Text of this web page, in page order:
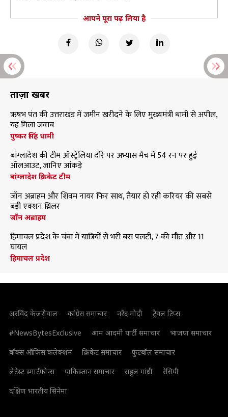
आपने पूरा पढ़ लिया है
ताज़ा खबरें
ऋषभ पंत की उत्तराखंड में जमीन खरीदने के लिए मुख्यमंत्री धामी से अपील,
यह मिला जवाब
पुष्कर सिंह धामी
बांग्लादेश की टीम ऑस्ट्रेलिया दौरे पर अभ्यास मैच में 54 रन पर हुई
ऑलआउट, जानिए आंकड़े
बांग्लादेश क्रिकेट टीम
जॉन अब्राहम और शिवम नायर फिर साथ, तैयार हो रही करियर की सबसे
बड़ी एक्शन थ्रिलर
जॉन अब्राहम
हिमाचल प्रदेश के चंबा में यात्रियों से भरी बस पलटी, 7 की मौत और 11
घायल
हिमाचल प्रदेश
अरविंद केजरीवाल कांग्रेस समाचार नरेंद्र मोदी
ट्रैवल टिप्स
#NewsBytesExclusive
आम आदमी पार्टी समाचार
भाजपा समाचार
बॉक्स ऑफिस कलेक्शन
क्रिकेट समाचार
फुटबॉल समाचार
लेटेस्ट स्मार्टफोन्स
पाकिस्तान समाचार राहुल गांधी
रेसिपी
दक्षिण भारतीय सिनेमा